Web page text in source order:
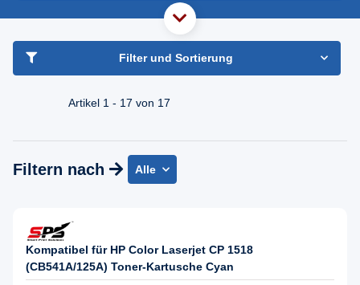
haben Sie Frage?
Freundlicher Support & Beratung
Mo - Fr. 08.00 - 16:30 Uhr
Filter und Sortierung
Artikel 1 - 17 von 17
Filtern nach Alle
Kompatibel für HP Color Laserjet CP 1518
(CB541A/125A) Toner-Kartusche Cyan